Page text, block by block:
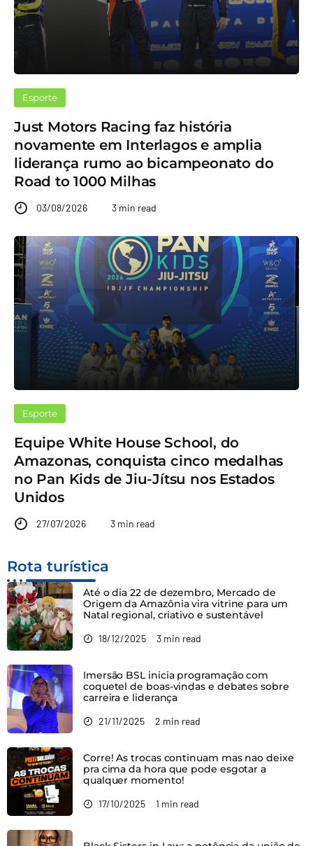
Esporte
Just Motors Racing faz história
novamente em Interlagos e amplia
liderança rumo ao bicampeonato do
Road to 1000 Milhas
03/08/2026 3 min read
Esporte
Equipe White House School, do
Amazonas, conquista cinco medalhas
no Pan Kids de Jiu-Jítsu nos Estados
Unidos
27/07/2026 3 min read
Rota turística
Até o dia 22 de dezembro, Mercado de
Origem da Amazônia vira vitrine para um
Natal regional, criativo e sustentável
18/12/2025 3 min read
Imersão BSL inicia programação com
coquetel de boas-vindas e debates sobre
carreira e liderança
21/11/2025 2 min read
Corre! As trocas continuam mas nao deixe
pra cima da hora que pode esgotar a
qualquer momento!
17/10/2025 1 min read